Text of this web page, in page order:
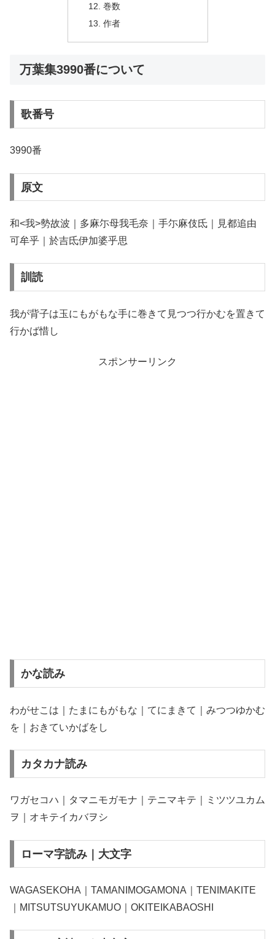
巻数
作者
万葉集3990番について
歌番号
3990番
原文
和<我>勢故波｜多麻尓母我毛奈｜手尓麻伎氐｜見都追由
可牟乎｜於吉氐伊加婆乎思
訓読
我が背子は玉にもがもな手に巻きて見つつ行かむを置きて
行かば惜し
スポンサーリンク
かな読み
わがせこは｜たまにもがもな｜てにまきて｜みつつゆかむ
を｜おきていかばをし
カタカナ読み
ワガセコハ｜タマニモガモナ｜テニマキテ｜ミツツユカム
ヲ｜オキテイカバヲシ
ローマ字読み｜大文字
WAGASEKOHA｜TAMANIMOGAMONA｜TENIMAKITE
｜MITSUTSUYUKAMUO｜OKITEIKABAOSHI